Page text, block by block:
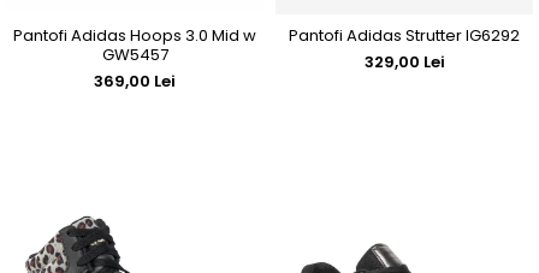
Pantofi Adidas Hoops 3.0 Mid w
GW5457
369,00 Lei
Pantofi Adidas Strutter IG6292
329,00 Lei